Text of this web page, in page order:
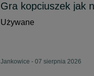
Gra kopciuszek jak
Używane
Jankowice - 07 sierpnia 2026